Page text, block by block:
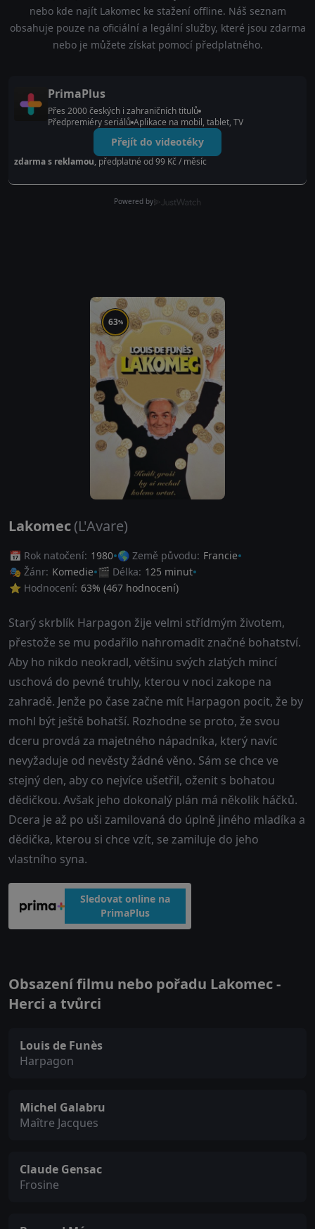
nebo kde najít Lakomec ke stažení offline. Náš seznam
obsahuje pouze na oficiální a legální služby, které jsou zdarma
nebo je můžete získat pomocí předplatného.
PrimaPlus
Přes 2000 českých i zahraničních titulů
Předpremiéry seriálů Aplikace na mobil, tablet, TV
Přejít do videotéky
zdarma s reklamou, předplatné od 99 Kč / měsíc
Powered by
63%
Lakomec(L'Avare)
📅 Rok natočení: 1980 🌎 Země původu: Francie
🎭 Žánr: Komedie 🎬 Délka: 125 minut
⭐ Hodnocení: 63% (467 hodnocení)
Starý skrblík Harpagon žije velmi střídmým životem,
přestože se mu podařilo nahromadit značné bohatství.
Aby ho nikdo neokradl, většinu svých zlatých mincí
uschová do pevné truhly, kterou v noci zakope na
zahradě. Jenže po čase začne mít Harpagon pocit, že by
mohl být ještě bohatší. Rozhodne se proto, že svou
dceru provdá za majetného nápadníka, který navíc
nevyžaduje od nevěsty žádné věno. Sám se chce ve
stejný den, aby co nejvíce ušetřil, oženit s bohatou
dědičkou. Avšak jeho dokonalý plán má několik háčků.
Dcera je až po uši zamilovaná do úplně jiného mladíka a
dědička, kterou si chce vzít, se zamiluje do jeho
vlastního syna.
Sledovat online na
PrimaPlus
Obsazení filmu nebo pořadu Lakomec -
Herci a tvůrci
Louis de Funès
Harpagon
Michel Galabru
Maître Jacques
Claude Gensac
Frosine